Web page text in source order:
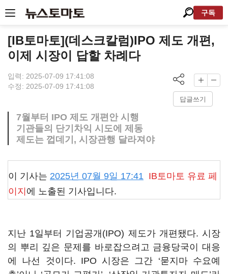
구독
[IB토마토](데스크칼럼)IPO 제도 개편,
이제 시장이 답할 차례다
입력: 2025-07-09 17:41:08
수정: 2025-07-09 17:41:08
답글쓰기
7월부터 IPO 제도 개편안 시행
기관들의 단기차익 시도에 제동
제도는 껍데기, 시장관행 달라져야
이 기사는 2025년 07월 9일 17:41 IB토마토 유료 페
이지 에 노출된 기사입니다.
지난 1일부터 기업공개(IPO) 제도가 개편됐다. 시장
의 뿌리 깊은 문제를 바로잡으려고 금융당국이 대응
에 나선 것이다. IPO 시장은 그간 ‘묻지마 수요예